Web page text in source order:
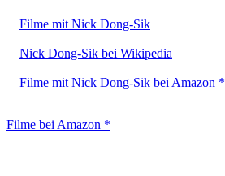
Filme mit Nick Dong-Sik
Nick Dong-Sik bei Wikipedia
Filme mit Nick Dong-Sik bei Amazon *
Filme bei Amazon *